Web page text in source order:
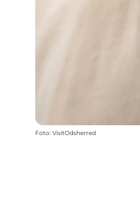
Foto: VisitOdsherred